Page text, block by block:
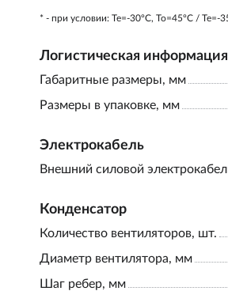
* - при условии: Te=-30ºC, To=45ºC / Te=-
Логистическая информация
Габаритные размеры, мм
Размеры в упаковке, мм
Электрокабель
Внешний силовой
Конденсатор
Количество вентиляторов, шт.
Диаметр вентилятора, мм
Шаг ребер, мм